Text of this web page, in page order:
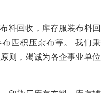
料回收，库存服装布料回
匹积压杂布等。 我们秉
则，竭诚为各企事业单位